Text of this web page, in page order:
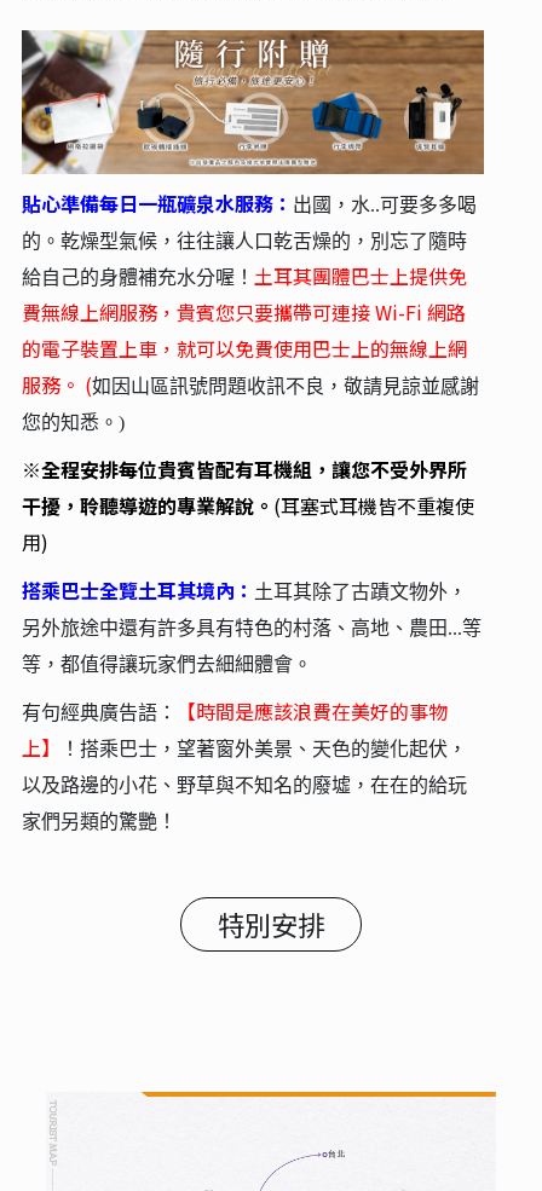
貼心準備每日一瓶礦泉水服務： 出國，水..可要多多喝
的。乾燥型氣候，往往讓人口乾舌燥的，別忘了隨時
給自己的身體補充水分喔！ 土耳其團體巴士上提供免
費無線上網服務，貴賓您只要攜帶可連接 Wi-Fi 網路
的電子裝置上車，就可以免費使用巴士上的無線上網
服務。 (如因山區訊號問題收訊不良，敬請見諒並感謝
您的知悉。)
※全程安排每位貴賓皆配有耳機組，讓您不受外界所
干擾，聆聽導遊的專業解說。 (耳塞式耳機皆不重複使
用)
搭乘巴士全覽土耳其境內： 土耳其除了古蹟文物外，
另外旅途中還有許多具有特色的村落、高地、農田...等
等，都值得讓玩家們去細細體會。
有句經典廣告語：
【時間是應該浪費在美好的事物
上】
！搭乘巴士，望著窗外美景、天色的變化起伏，
以及路邊的小花、野草與不知名的廢墟，在在的給玩
家們另類的驚艷！
特別安排